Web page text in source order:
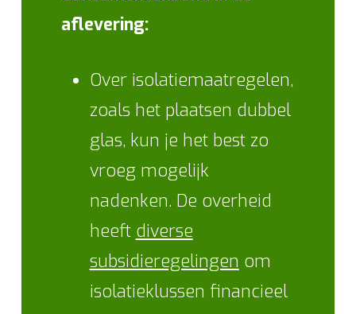
aflevering:
Over isolatiemaatregelen,
zoals het plaatsen dubbel
glas, kun je het best zo
vroeg mogelijk
nadenken. De overheid
heeft diverse
subsidieregelingen om
isolatieklussen financieel